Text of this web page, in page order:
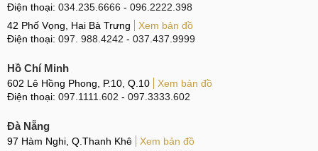
Điện thoại: 034.235.6666 - 096.2222.398
42 Phố Vọng, Hai Bà Trưng
Xem bản đồ
Điện thoại: 097. 988.4242 - 037.437.9999
Hồ Chí Minh
602 Lê Hồng Phong, P.10, Q.10
Xem bản đồ
Điện thoại: 097.1111.602 - 097.3333.602
Đà Nẵng
97 Hàm Nghi, Q.Thanh Khê
Xem bản đồ